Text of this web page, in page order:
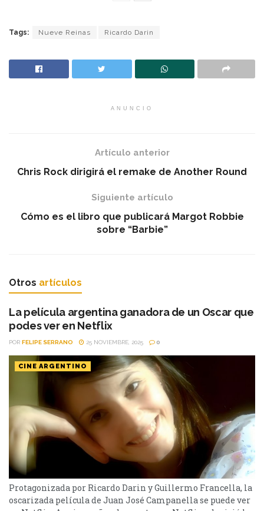
Tags: Nueve Reinas Ricardo Darin
ANUNCIO
Artículo anterior
Chris Rock dirigirá el remake de Another Round
Siguiente artículo
Cómo es el libro que publicará Margot Robbie
sobre “Barbie”
Otros artículos
La película argentina ganadora de un Oscar que
podes ver en Netflix
POR FELIPE SERRANO 25 NOVIEMBRE, 2025 0
CINE ARGENTINO
Protagonizada por Ricardo Darin y Guillermo Francella, la
oscarizada película de Juan José Campanella se puede ver